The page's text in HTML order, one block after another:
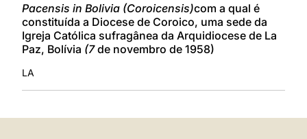
Pacensis in Bolivia (Coroicensis)com a qual é
constituída a Diocese de Coroico, uma sede da
Igreja Católica sufragânea da Arquidiocese de La
Paz, Bolívia (7de novembro de 1958)
LA